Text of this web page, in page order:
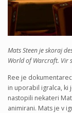
Mats Steen je skoraj
World of Warcraft. Vir
Ree je
in uporabil igralca, ki
nastopili nekateri
animirani. Mats je v